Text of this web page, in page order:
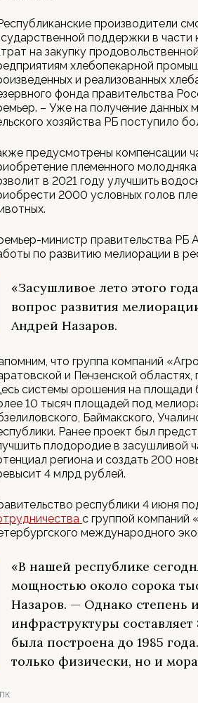
производители
поддержки в части
на закупку
хлебопекарной
и реализованных
фонда правительства
– Уже на получение данных
хозяйства РБ поступило
предусмотрены компенсации
племенного
в 2021 году улучшить
2000 условных голов
министр правительства РБ
по развитию мелиорации в
«Засушливое лето этого
вопрос развития
Андрей Назаров.
что группа компаний
и Пензенской
системы орошения на площади
10 тысяч площадей под
Баймакского,
Ранее проект был
плодородие в засушливой
региона и создать 200
4 млрд рублей.
республики 4 июня
с группой компаний
международного
«В нашей республике
мощностью около сорока
Назаров. — Однако степень
инфраструктуры
была построена до 1985
только физически, но и